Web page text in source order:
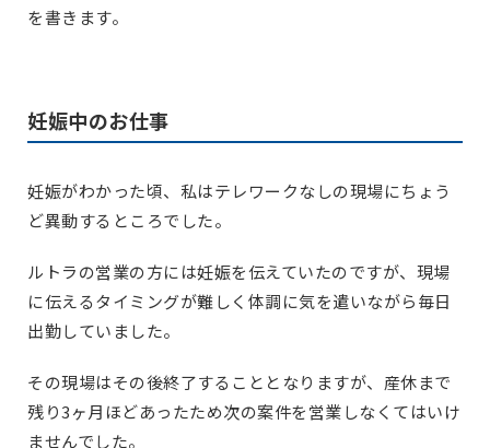
を書きます。
妊娠中のお仕事
妊娠がわかった頃、私はテレワークなしの現場にちょう
ど異動するところでした。
ルトラの営業の方には妊娠を伝えていたのですが、現場
に伝えるタイミングが難しく体調に気を遣いながら毎日
出勤していました。
その現場はその後終了することとなりますが、産休まで
残り3ヶ月ほどあったため次の案件を営業しなくてはいけ
ませんでした。